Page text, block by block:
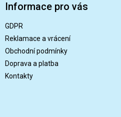
Informace pro vás
GDPR
Reklamace a vrácení
Obchodní podmínky
Doprava a platba
Kontakty